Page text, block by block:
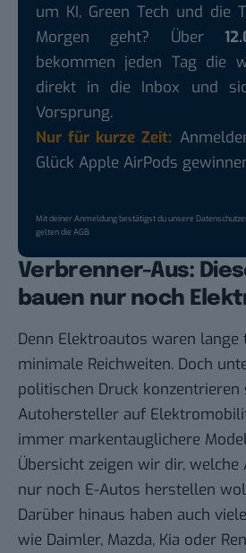
um KI, Green Tech und die
Morgen geht? Über
bekommen jeden Tag die
direkt in die Inbox und
Vorsprung.
Nur für kurze Zeit:
Glück Apple AirPods
Mit deiner Anmeldung bestätigst du unsere
gelten dieAGB.
Verbrenner-Aus:
bauen nur noch
Denn Elektroautos waren lange
minimale Reichweiten. Doch
politischen Druck
Autohersteller auf
immer markentauglichere
Übersicht zeigen wir dir,
nur noch E-Autos herstellen
Darüber hinaus haben auch
wie Daimler, Mazda, Kia oder